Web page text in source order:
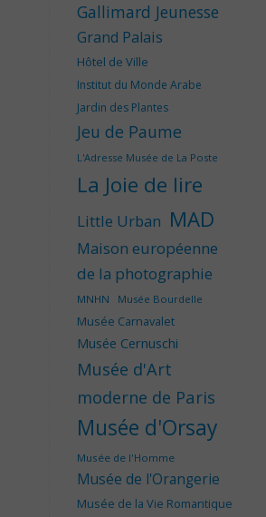
Gallimard Jeunesse
Grand Palais
Hôtel de Ville
Institut du Monde Arabe
Jardin des Plantes
Jeu de Paume
L'Adresse Musée de La Poste
La Joie de lire
Little Urban MAD
Maison européenne
de la photographie
MNHN Musée Bourdelle
Musée Carnavalet
Musée Cernuschi
Musée d'Art
moderne de Paris
Musée d'Orsay
Musée de l'Homme
Musée de l'Orangerie
Musée de la Vie Romantique